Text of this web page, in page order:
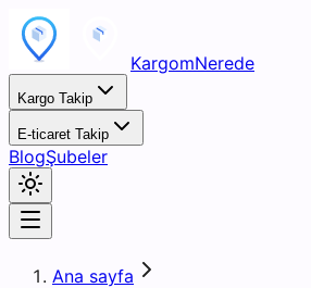
KargomNerede
Kargo Takip
E-ticaret Takip
BlogŞubeler
Ana sayfa